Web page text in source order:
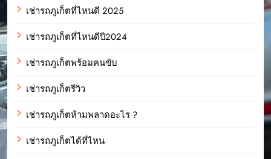
เช่ารถภูเก็ตที่ไหนดี 2025
เช่ารถภูเก็ตที่ไหนดีปี2024
เช่ารถภูเก็ตพร้อมคนขับ
เช่ารถภูเก็ตรีวิว
เช่ารถภูเก็ตห้ามพลาดอะไร ?
เช่ารถภูเก็ตได้ที่ไหน